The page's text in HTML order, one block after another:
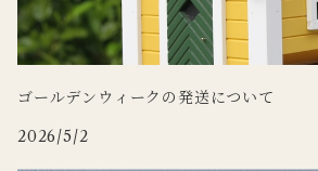
ゴールデンウィークの発送について
2026/5/2